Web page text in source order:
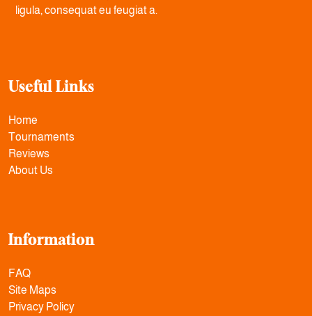
ligula, consequat eu feugiat a.
Useful Links
Home
Tournaments
Reviews
About Us
Information
FAQ
Site Maps
Privacy Policy